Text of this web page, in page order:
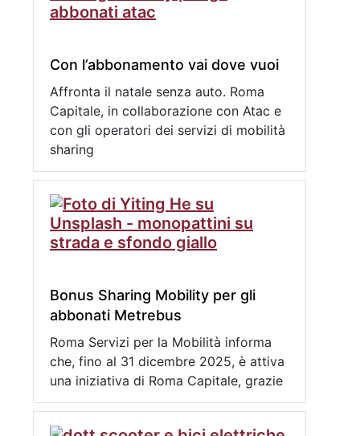
Con l’abbonamento vai dove vuoi
Affronta il natale senza auto. Roma
Capitale, in collaborazione con Atac e
con gli operatori dei servizi di mobilità
sharing
Bonus Sharing Mobility per gli
abbonati Metrebus
Roma Servizi per la Mobilità informa
che, fino al 31 dicembre 2025, è attiva
una iniziativa di Roma Capitale, grazie